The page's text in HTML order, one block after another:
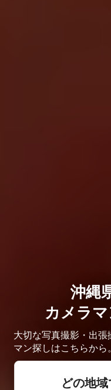
沖縄
カメラ
大切な写真撮影・出
マン探しはこちらから。
どの地